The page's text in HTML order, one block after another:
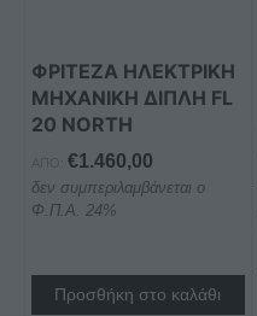
ΦΡΙΤΕΖΑ ΗΛΕΚΤΡΙΚΗ
ΜΗΧΑΝΙΚΗ ΔΙΠΛΗ FL
20 NORTH
ΑΠΌ: €1.460,00
δεν συμπεριλαμβάνεται ο
Φ.Π.Α. 24%
Προσθήκη στο καλάθι